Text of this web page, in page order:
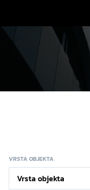
VRSTA OBJEKTA